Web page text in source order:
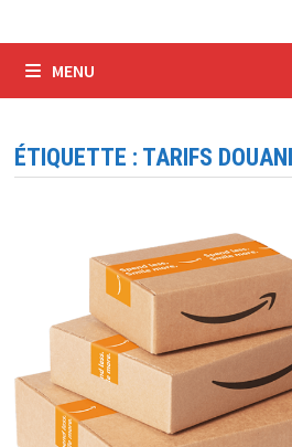
MENU
ÉTIQUETTE : TARIFS